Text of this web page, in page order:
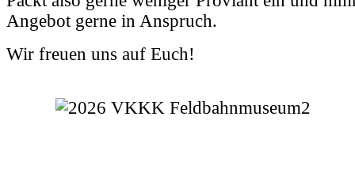
Angebot gerne in Anspruch.
Wir freuen uns auf Euch!